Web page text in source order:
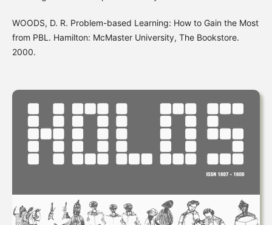
WOODS, D. R. Problem-based Learning: How to Gain the Most
from PBL. Hamilton: McMaster University, The Bookstore.
2000.